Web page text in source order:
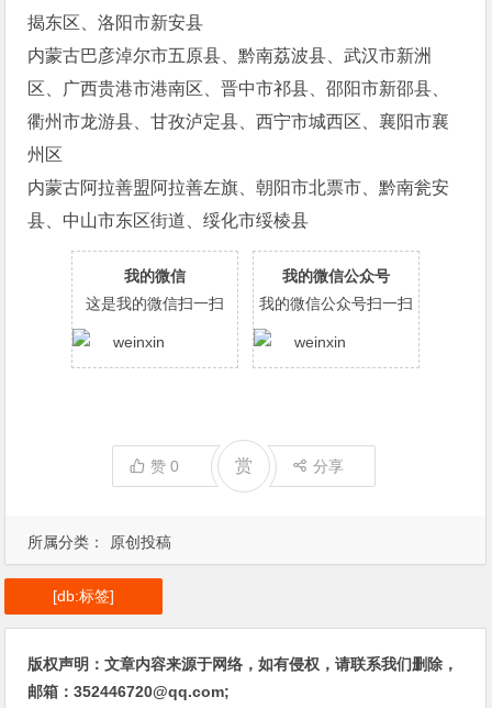
所属分类： 原创投稿
揭东区、洛阳市新安县
内蒙古巴彦淖尔市五原县、黔南荔波县、武汉市新洲
区、广西贵港市港南区、晋中市祁县、邵阳市新邵县、
衢州市龙游县、甘孜泸定县、西宁市城西区、襄阳市襄
州区
内蒙古阿拉善盟阿拉善左旗、朝阳市北票市、黔南瓮安
县、中山市东区街道、绥化市绥棱县
我的微信
这是我的微信扫一扫
我的微信公众号
我的微信公众号扫一扫
赞0 赏 分享
[db:标签]
版权声明：文章内容来源于网络，如有侵权，请联系我们删除，
邮箱：352446720@qq.com;